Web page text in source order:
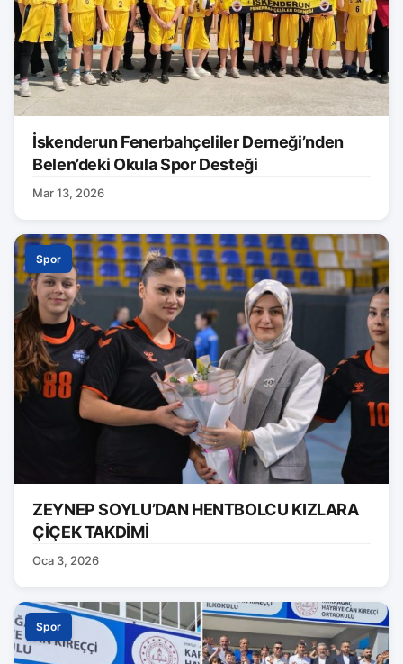
İskenderun Fenerbahçeliler Derneği’nden
Belen’deki Okula Spor Desteği
Mar 13, 2026
Spor
ZEYNEP SOYLU’DAN HENTBOLCU KIZLARA
ÇİÇEK TAKDİMİ
Oca 3, 2026
Spor